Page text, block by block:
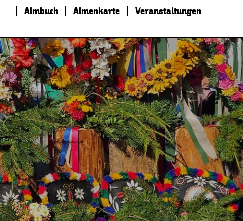
Almbuch Almenkarte Veranstaltungen